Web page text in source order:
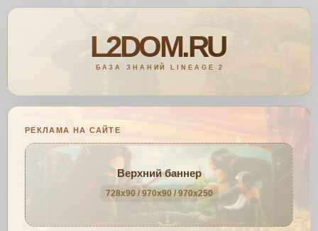
РЕКЛАМА НА САЙТЕ
Верхний баннер
728x90 / 970x90 / 970x250